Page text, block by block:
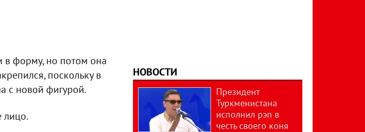
в форму, но потом она
поскольку в
с новой фигурой.
лицо.
НОВОСТИ
Президент
Туркменистана
исполнил рэп в
честь своего коня